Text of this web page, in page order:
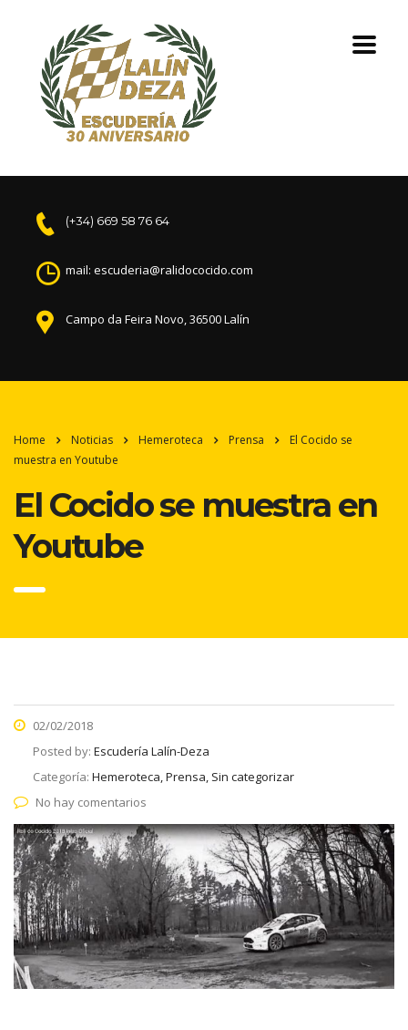
(+34) 669 58 76 64
mail: escuderia@ralidococido.com
Campo da Feira Novo, 36500 Lalín
Home Noticias Hemeroteca Prensa
El Cocido se
muestra en Youtube
El Cocido se muestra en
Youtube
02/02/2018
Posted by: Escudería Lalín-Deza
Categoría: Hemeroteca, Prensa, Sin categorizar
No hay comentarios